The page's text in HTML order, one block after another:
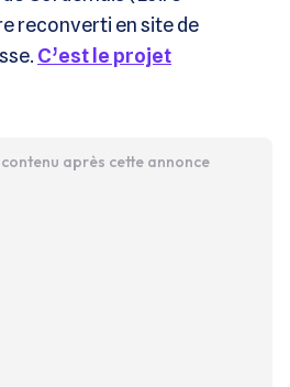
reconverti en site de
C’est le projet
après cette annonce